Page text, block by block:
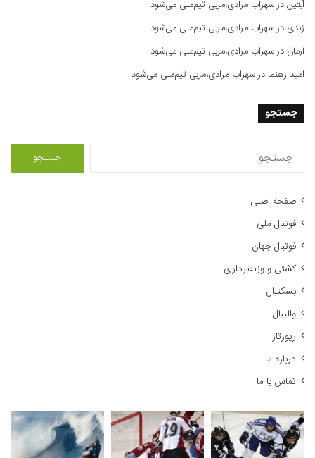
آبتیندرسهراب مرادی،مربی تیم‌ملی می‌شود
زندی درسهراب مرادی،مربی تیم‌ملی می‌شود
آرمان درسهراب مرادی،مربی تیم‌ملی می‌شود
امید رهنما درسهراب مرادی،مربی تیم‌ملی می‌شود
جستجو
صفحه اصلی
فوتبال ملی
فوتبال جهان
کشتی و وزنه‌برداری
بسکتبال
والیبال
رپورتاژ
درباره ما
تماس با ما